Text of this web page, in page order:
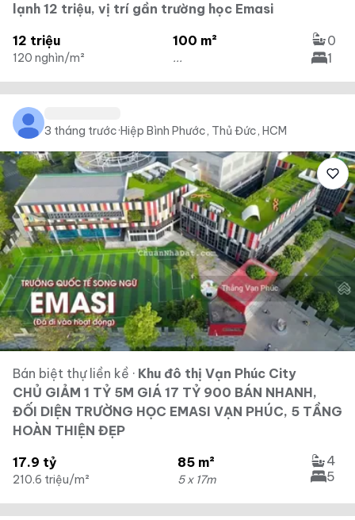
lạnh 12 triệu, vị trí gần trường học Emasi
12 triệu
120 nghìn/m²
100 m²
...
0
1
3 tháng trước·Hiệp Bình Phước, Thủ Đức, HCM
Bán biệt thự liền kề · Khu đô thị Vạn Phúc City
CHỦ GIẢM 1 TỶ 5M GIÁ 17 TỶ 900 BÁN NHANH,
ĐỐI DIỆN TRƯỜNG HỌC EMASI VẠN PHÚC, 5 TẦNG
HOÀN THIỆN ĐẸP
17.9 tỷ
210.6 triệu/m²
85 m²
5 x 17m
4
5